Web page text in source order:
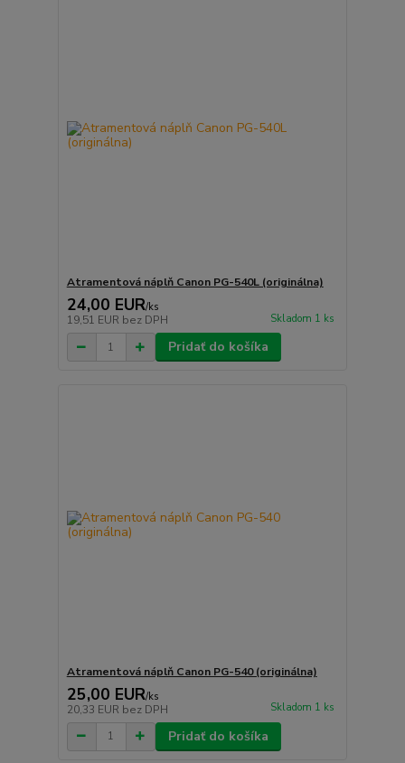
Atramentová náplň Canon PG-540L (originálna)
24,00 EUR/ks
19,51 EUR bez DPH Skladom 1 ks
Pridať do košíka
Atramentová náplň Canon PG-540 (originálna)
25,00 EUR/ks
20,33 EUR bez DPH Skladom 1 ks
Pridať do košíka